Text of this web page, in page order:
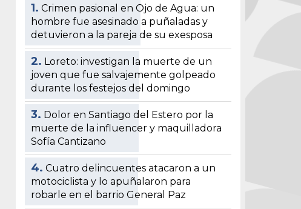
1. Crimen pasional en Ojo de Agua: un
hombre fue asesinado a puñaladas y
detuvieron a la pareja de su exesposa
2. Loreto: investigan la muerte de un
joven que fue salvajemente golpeado
durante los festejos del domingo
3. Dolor en Santiago del Estero por la
muerte de la influencer y maquilladora
Sofía Cantizano
4. Cuatro delincuentes atacaron a un
motociclista y lo apuñalaron para
robarle en el barrio General Paz